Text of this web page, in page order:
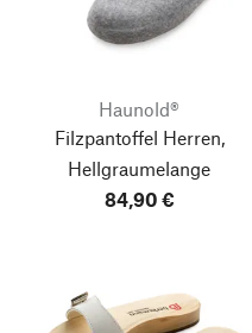
Haunold®
Filzpantoffel Herren,
Hellgraumelange
84,90 €